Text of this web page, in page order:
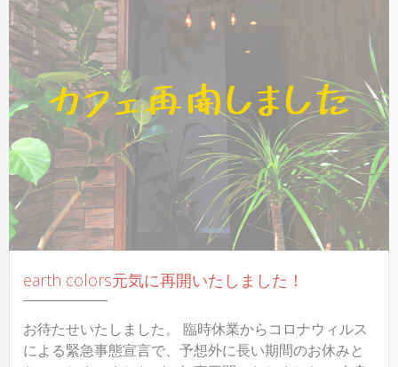
月
23
日
欧
風
カ
レ
ー
の
チ
や
す！
へ
earth colors元気に再開いたしました！
お待たせいたしました。 臨時休業からコロナウィルス
による緊急事態宣言で、予想外に長い期間のお休みと